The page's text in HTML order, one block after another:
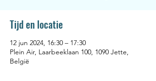
Tijd en locatie
12 jun 2024, 16:30 – 17:30
Plein Air, Laarbeeklaan 100, 1090 Jette,
België